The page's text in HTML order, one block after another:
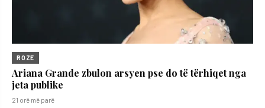
ROZE
Ariana Grande zbulon arsyen pse do të tërhiqet nga
jeta publike
21 orë më parë